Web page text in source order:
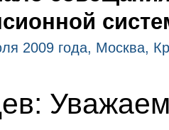
2009 года, Москва,